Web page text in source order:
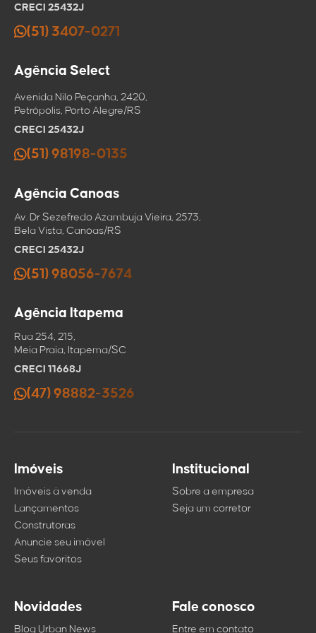
CRECI 25432J
(51) 3407-0271
Agência Select
Avenida Nilo Peçanha, 2420,
Petrópolis, Porto Alegre/RS
CRECI 25432J
(51) 98198-0135
Agência Canoas
Av. Dr Sezefredo Azambuja Vieira, 2573,
Bela Vista, Canoas/RS
CRECI 25432J
(51) 98056-7674
Agência Itapema
Rua 254, 215,
Meia Praia, Itapema/SC
CRECI 11668J
(47) 98882-3526
Imóveis
Imóveis à venda
Lançamentos
Construtoras
Anuncie seu imóvel
Seus favoritos
Institucional
Sobre a empresa
Seja um corretor
Novidades
Blog Urban News
Fale conosco
Entre em contato